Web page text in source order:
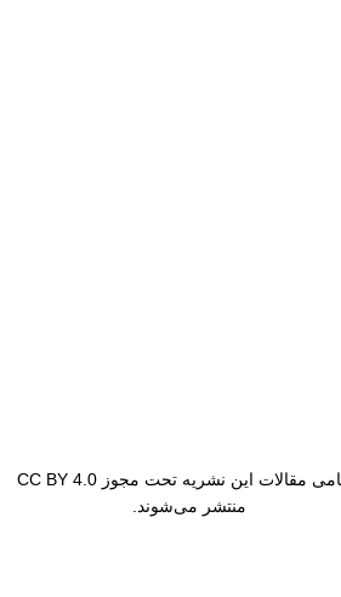
تمامی مقالات این نشریه تحت مجوز CC BY 4.0
منتشر می‌شوند.